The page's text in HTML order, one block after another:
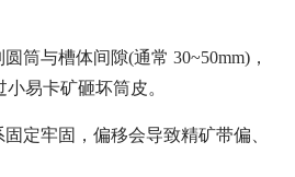
筒与槽体间隙(通常 30~50mm)，
易卡矿砸坏筒皮。
定牢固，偏移会导致精矿带偏、